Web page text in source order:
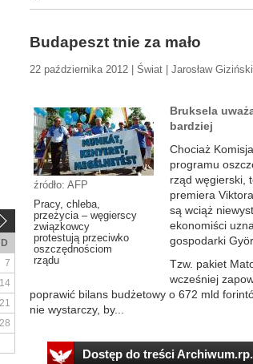
Budapeszt tnie za mało
22 października 2012 | Świat | Jarosław Giziński
źródło: AFP
Pracy, chleba,
przeżycia – węgierscy
związkowcy
protestują przeciwko
oszczędnościom
rządu
Bruksela
bardziej
Chociaż
programu
rząd węgierski,
premiera
są wciąż
ekonomiści
gospodarki
Tzw. pakiet
wcześniej
poprawić bilans budżetowy o 672 mld
nie wystarczy, by...
Dostęp do treści
7
14
21
28